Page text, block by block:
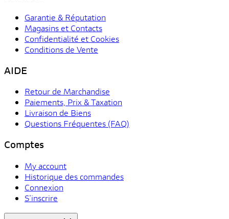
Garantie & Réputation
Magasins et Contacts
Confidentialité et Cookies
Conditions de Vente
AIDE
Retour de Marchandise
Paiements, Prix & Taxation
Livraison de Biens
Questions Fréquentes (FAQ)
Comptes
My account
Historique des commandes
Connexion
S'inscrire